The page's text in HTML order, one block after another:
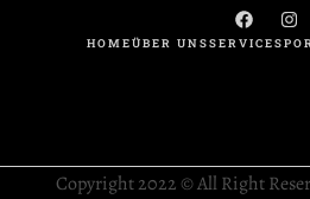
HOMEÜBER UNSSERVICES
Copyright 2022 © All Right